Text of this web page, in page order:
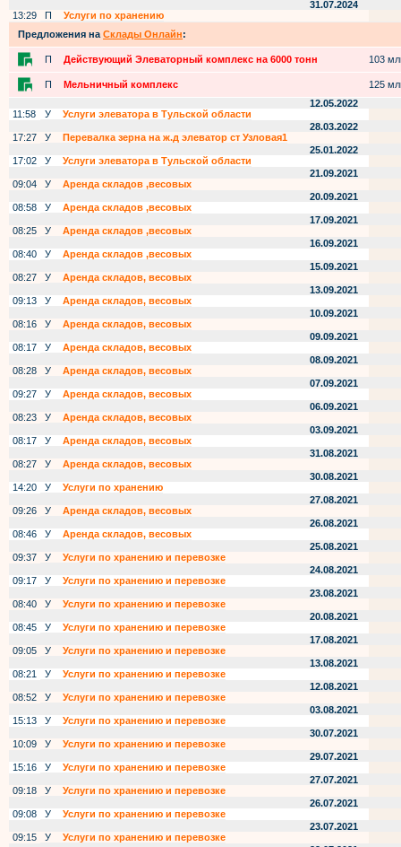
31.07.2024
13:29
П
Услуги по хранению
Предложения на Склады Онлайн:
П Действующий Элеваторный комплекс на 6000 тонн 103
П Мельничный комплекс
125
12.05.2022
11:58
У
Услуги элеватора в Тульской области
28.03.2022
17:27
У
Перевалка зерна на ж.д элеватор ст Узловая1
25.01.2022
17:02
У
Услуги элеватора в Тульской области
21.09.2021
09:04
У
Аренда складов ,весовых
20.09.2021
08:58
У
Аренда складов ,весовых
17.09.2021
08:25
У
Аренда складов ,весовых
16.09.2021
08:40
У
Аренда складов ,весовых
15.09.2021
08:27
У
Аренда складов, весовых
13.09.2021
09:13
У
Аренда складов, весовых
10.09.2021
08:16
У
Аренда складов, весовых
09.09.2021
08:17
У
Аренда складов, весовых
08.09.2021
08:28
У
Аренда складов, весовых
07.09.2021
09:27
У
Аренда складов, весовых
06.09.2021
08:23
У
Аренда складов, весовых
03.09.2021
08:17
У
Аренда складов, весовых
31.08.2021
08:27
У
Аренда складов, весовых
30.08.2021
14:20
У
Услуги по хранению
27.08.2021
09:26
У
Аренда складов, весовых
26.08.2021
08:46
У
Аренда складов, весовых
25.08.2021
09:37
У
Услуги по хранению и перевозке
24.08.2021
09:17
У
Услуги по хранению и перевозке
23.08.2021
08:40
У
Услуги по хранению и перевозке
20.08.2021
08:45
У
Услуги по хранению и перевозке
17.08.2021
09:05
У
Услуги по хранению и перевозке
13.08.2021
08:21
У
Услуги по хранению и перевозке
12.08.2021
08:52
У
Услуги по хранению и перевозке
03.08.2021
15:13
У
Услуги по хранению и перевозке
30.07.2021
10:09
У
Услуги по хранению и перевозке
29.07.2021
15:16
У
Услуги по хранению и перевозке
27.07.2021
09:18
У
Услуги по хранению и перевозке
26.07.2021
09:08
У
Услуги по хранению и перевозке
23.07.2021
09:15
У
Услуги по хранению и перевозке